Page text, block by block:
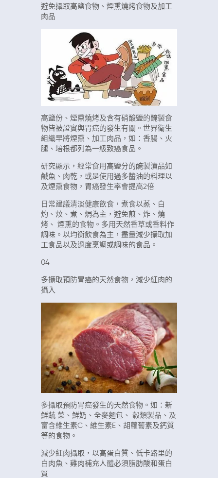
避免攝取高鹽食物、煙熏燒烤食物及加工
肉品
高鹽份、煙熏燒烤及含有硝酸鹽的醃製食
物皆被證實與胃癌的發生有關。世界衛生
組織早將煙熏、加工肉品，如：香腸、火
腿、培根都列為一級致癌食品。
研究顯示，經常食用高鹽分的醃製漬品如
鹹魚、肉乾，或是使用過多醬油的料理以
及煙熏食物，胃癌發生率會提高2倍
日常建議清淡健康飲食，煮食以蒸、白
灼、炆、煮、焗為主，避免煎、炸、燒
烤、 煙熏的食物。多用天然香草或香料作
調味。以均衡飲食為主，盡量減少攝取加
工食品以及過度烹調或調味的食品。
04
多攝取預防胃癌的天然食物，減少紅肉的
攝入
多攝取預防胃癌發生的天然食物。如：新
鮮蔬 菜、鮮奶、全麥麵包、 穀類製品、及
富含維生素C、維生素E、胡蘿蔔素及鈣質
等的食物。
減少紅肉攝取，以高蛋白質、低卡路里的
白肉魚、雞肉補充人體必須脂肪酸和蛋白
質